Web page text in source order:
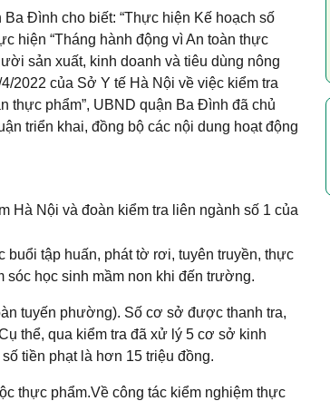
Đình cho biết: “Thực hiện Kế hoạch số
hiện “Tháng hành động vì An toàn thực
sản xuất, kinh doanh và tiêu dùng nông
2022 của Sở Y tế Hà Nội về việc kiểm tra
thực phẩm”, UBND quận Ba Đình đã chủ
triển khai, đồng bộ các nội dung hoạt động
Hà Nội và đoàn kiểm tra liên ngành số 1 của
buổi tập huấn, phát tờ rơi, tuyên truyền, thực
sóc học sinh mầm non khi đến trường.
tuyến phường). Số cơ sở được thanh tra,
thể, qua kiểm tra đã xử lý 5 cơ sở kinh
tiền phạt là hơn 15 triệu đồng.
thực phẩm.Về công tác kiểm nghiệm thực